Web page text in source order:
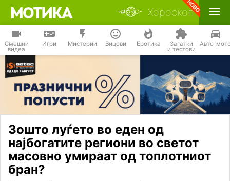
Хороскоп
Смешни
видеа
Игри Мистерии Вицови Еротика Загатки
и тестови
Авто-
Зошто луѓето во еден од
најбогатите региони во светот
масовно умираат од топлотниот
бран?